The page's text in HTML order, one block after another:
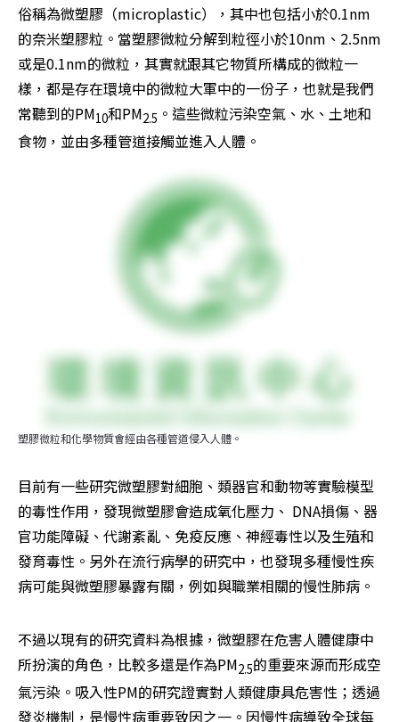
俗稱為微塑膠（microplastic），其中也包括小於0.1nm
的奈米塑膠粒。當塑膠微粒分解到粒徑小於10nm、2.5nm
或是0.1nm的微粒，其實就跟其它物質所構成的微粒一
樣，都是存在環境中的微粒大軍中的一份子，也就是我們
常聽到的PM10和PM2.5 。這些微粒污染空氣、水、土地和
食物，並由多種管道接觸並進入人體。
塑膠微粒和化學物質會經由各種管道侵入人體。
目前有一些研究微塑膠對細胞、類器官和動物等實驗模型
的毒性作用，發現微塑膠會造成氧化壓力、 DNA損傷、器
官功能障礙、代謝紊亂、免疫反應、神經毒性以及生殖和
發育毒性。另外在流行病學的研究中，也發現多種慢性疾
病可能與微塑膠暴露有關，例如與職業相關的慢性肺病。
不過以現有的研究資料為根據，微塑膠在危害人體健康中
所扮演的角色，比較多還是作為PM2.5的重要來源而形成空
氣污染。吸入性PM的研究證實對人類健康具危害性；透過
發炎機制，是慢性病重要致因之一。因慢性病導致全球每